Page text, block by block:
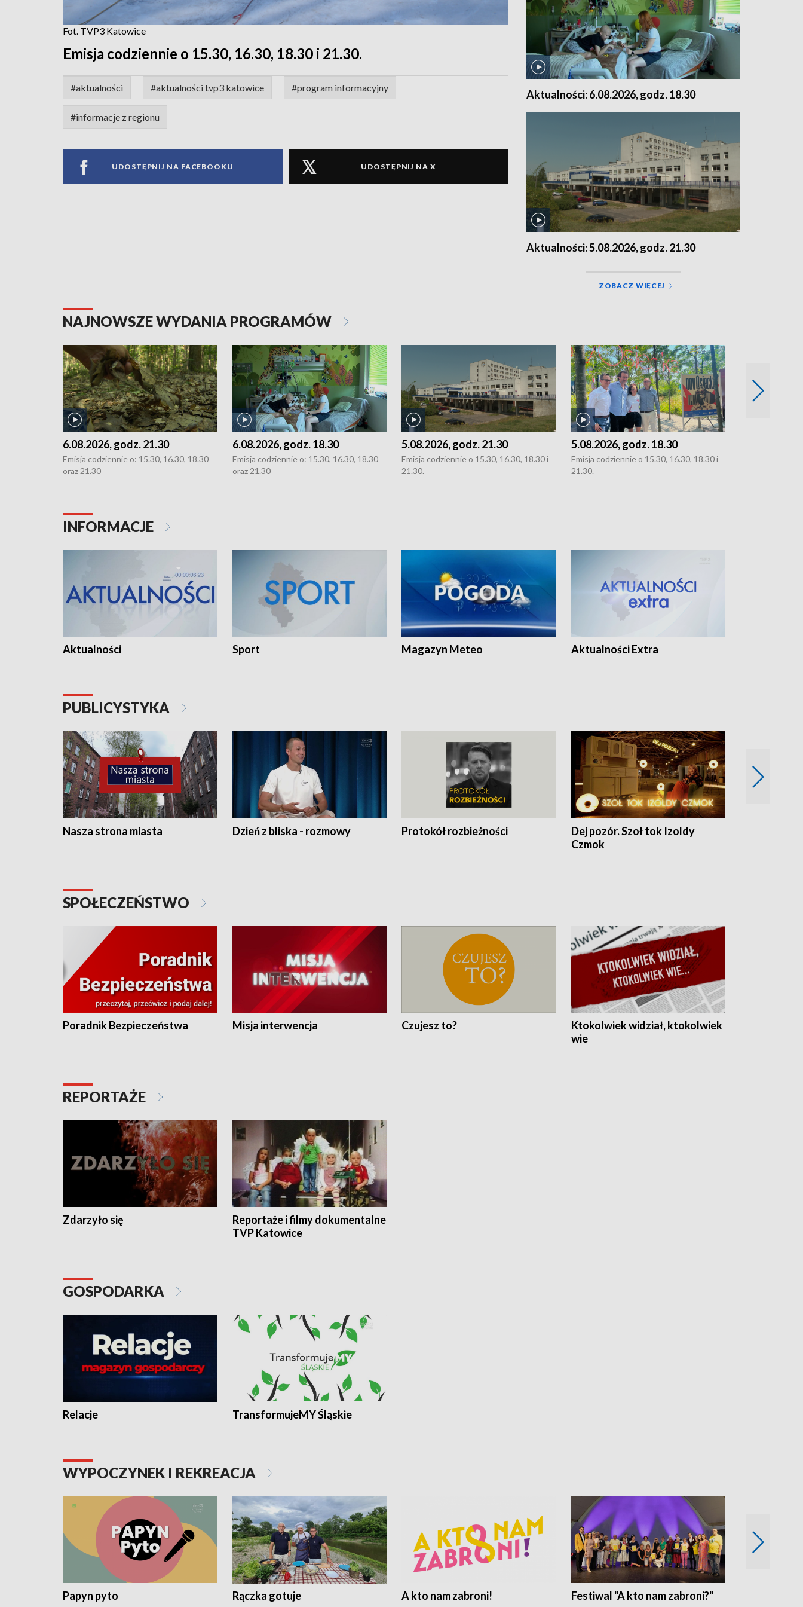
Fot. TVP3 Katowice
Emisja codziennie o 15.30, 16.30, 18.30 i 21.30.
#aktualności #aktualności tvp3 katowice #program informacyjny
#informacje z regionu
UDOSTĘPNIJ NA FACEBOOKU UDOSTĘPNIJ NA X
Aktualności: 6.08.2026, godz. 18.30
Aktualności: 5.08.2026, godz. 21.30
ZOBACZ WIĘCEJ
NAJNOWSZE WYDANIA PROGRAMÓW
6.08.2026, godz. 21.30
Emisja codziennie o: 15.30, 16.30, 18.30
oraz 21.30
6.08.2026, godz. 18.30
Emisja codziennie o: 15.30, 16.30, 18.30
oraz 21.30
5.08.2026, godz. 21.30
Emisja codziennie o 15.30, 16.30, 18.30 i
21.30.
5.08.2026, godz. 18.30
Emisja codziennie o 15.30, 16.30, 18.30 i
21.30.
INFORMACJE
Aktualności Sport Magazyn Meteo Aktualności Extra
PUBLICYSTYKA
Nasza strona miasta Dzień z bliska - rozmowy Protokół rozbieżności
Dej pozór. Szoł tok Izoldy
Czmok
SPOŁECZEŃSTWO
Poradnik Bezpieczeństwa Misja interwencja Czujesz to?
Ktokolwiek widział, ktokolwiek
wie
REPORTAŻE
Zdarzyło się
Reportaże i filmy dokumentalne
TVP Katowice
GOSPODARKA
Relacje TransformujeMY Śląskie
WYPOCZYNEK I REKREACJA
Papyn pyto Rączka gotuje A kto nam zabroni! Festiwal "A kto nam zabroni?"